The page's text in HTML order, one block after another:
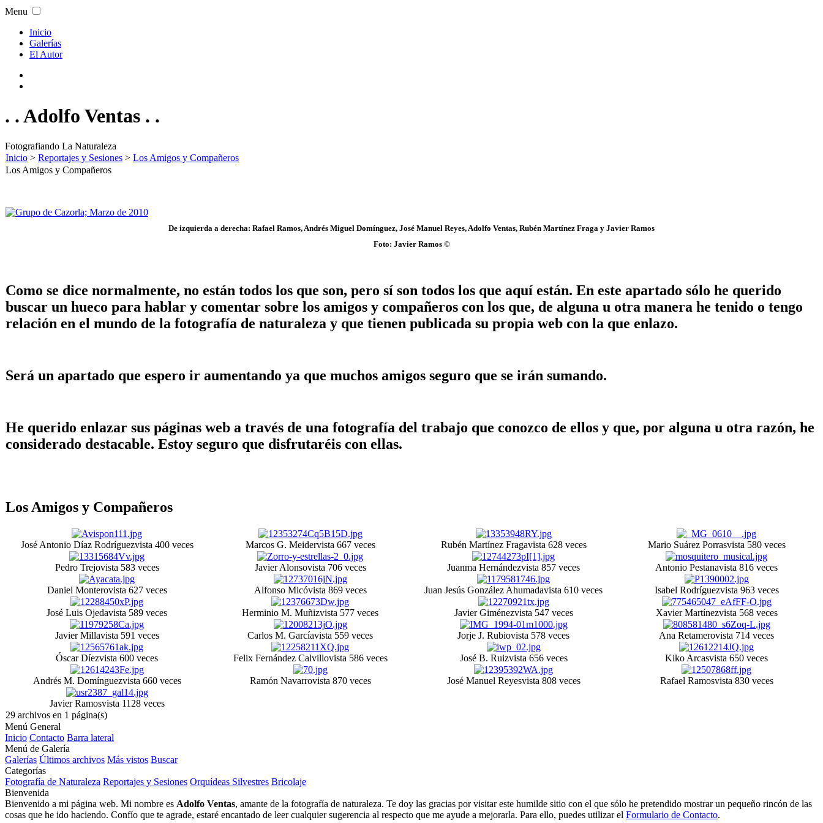
Menu
Inicio
Galerías
El Autor
. . Adolfo Ventas . .
Fotografiando La Naturaleza
Inicio > Reportajes y Sesiones > Los Amigos y Compañeros
Los Amigos y Compañeros
De izquierda a derecha: Rafael Ramos, Andrés Miguel Domínguez, José Manuel Reyes, Adolfo Ventas, Rubén Martínez Fraga y Javier Ramos
Foto: Javier Ramos ©
Como se dice normalmente, no están todos los que son, pero sí son todos los que aquí están. En este apartado sólo he querido
buscar un hueco para hablar y comentar sobre los amigos y compañeros con los que, de alguna u otra manera he tenido o tengo
relación en el mundo de la fotografía de naturaleza y que tienen publicada su propia web con la que enlazo.
Será un apartado que espero ir aumentando ya que muchos amigos seguro que se irán sumando.
He querido enlazar sus páginas web a través de una fotografía del trabajo que conozco de ellos y que, por alguna u otra razón, he
considerado destacable. Estoy seguro que disfrutaréis con ellas.
Los Amigos y Compañeros
José Antonio Díaz Rodríguezvista 400 veces Marcos G. Meidervista 667 veces Rubén Martínez Fragavista 628 veces Mario Suárez Porrasvista 580 veces
Pedro Trejovista 583 veces Javier Alonsovista 706 veces Juanma Hernándezvista 857 veces Antonio Pestanavista 816 veces
Daniel Monterovista 627 veces Alfonso Micóvista 869 veces Juan Jesús González Ahumadavista 610 veces Isabel Rodríguezvista 963 veces
José Luis Ojedavista 589 veces Herminio M. Muñizvista 577 veces Javier Giménezvista 547 veces Xavier Martínezvista 568 veces
Javier Millavista 591 veces Carlos M. Garcíavista 559 veces Jorje J. Rubiovista 578 veces Ana Retamerovista 714 veces
Óscar Díezvista 600 veces Felix Fernández Calvillovista 586 veces José B. Ruizvista 656 veces Kiko Arcasvista 650 veces
Andrés M. Domínguezvista 660 veces Ramón Navarrovista 870 veces José Manuel Reyesvista 808 veces Rafael Ramosvista 830 veces
Javier Ramosvista 1128 veces
29 archivos en 1 página(s)
Menú General
Inicio Contacto Barra lateral
Menú de Galería
Galerías Últimos archivos Más vistos Buscar
Categorías
Fotografía de Naturaleza Reportajes y Sesiones Orquídeas Silvestres Bricolaje
Bienvenida
Bienvenido a mi página web. Mi nombre es Adolfo Ventas, amante de la fotografía de naturaleza. Te doy las gracias por visitar este humilde sitio con el que sólo he pretendido mostrar un pequeño rincón de las
cosas que he ido haciendo. Confío que te agrade, estaré encantado de leer cualquier sugerencia al respecto que me ayude a mejorarla. Para ello, puedes utilizar el Formulario de Contacto.